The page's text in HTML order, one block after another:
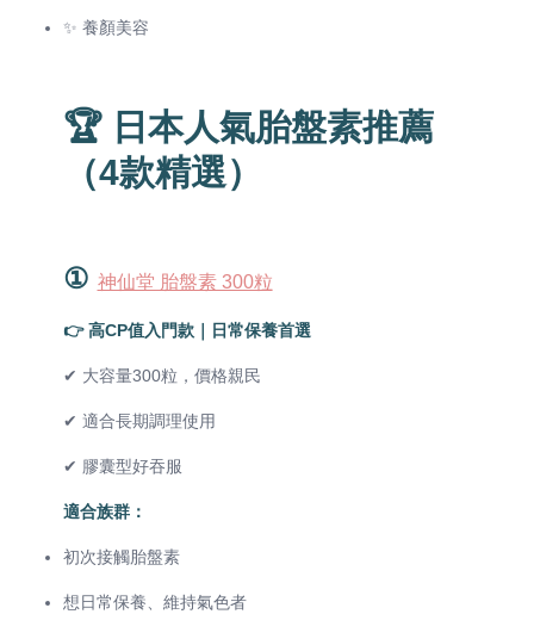
✨ 養顏美容
🏆 日本人氣胎盤素推薦
（4款精選）
① 神仙堂 胎盤素 300粒
👉 高CP值入門款｜日常保養首選
✔ 大容量300粒，價格親民
✔ 適合長期調理使用
✔ 膠囊型好吞服
適合族群：
初次接觸胎盤素
想日常保養、維持氣色者